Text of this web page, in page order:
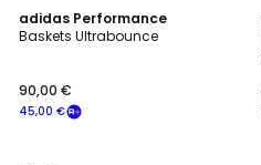
adidas Performance
Baskets Ultrabounce
45,00 €
90,00 €
4,8
/ 5